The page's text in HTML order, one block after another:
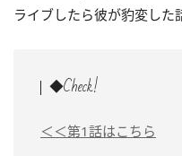
ライブしたら彼が豹変した
◆Check!
＜＜第1話はこちら